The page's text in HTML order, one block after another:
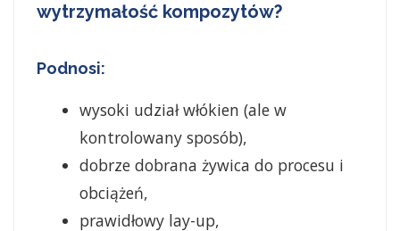
wytrzymałość kompozytów?
Podnosi:
wysoki udział włókien (ale w
kontrolowany sposób),
dobrze dobrana żywica do procesu i
obciążeń,
prawidłowy lay-up,